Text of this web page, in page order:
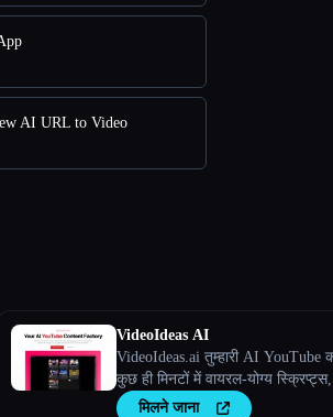
AI URL to Video
VideoIdeas AI
VideoIdeas.ai तुम्हारी AI YouTube
कुछ ही मिनटों में वायरल-योग्य स्क्रिप्ट्स,
आइडिया और आकर्षक कॉन्टेंट जेनरेट
मिलने जाना